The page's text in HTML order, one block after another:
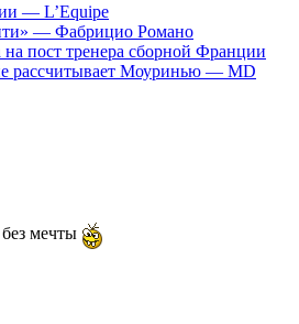
— L’Equipe
— Фабрицио Романо
пост тренера сборной Франции
рассчитывает Моуринью — MD
мечты